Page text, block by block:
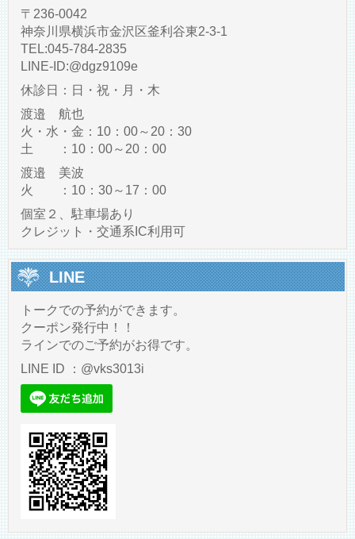
〒236-0042
神奈川県横浜市金沢区釜利谷東2-3-1
TEL:045-784-2835
LINE‐ID:@dgz9109e
休診日：日・祝・月・木
渡邉 航也
火・水・金：10：00～20：30
土 ：10：00～20：00
渡邉 美波
火 ：10：30～17：00
個室２、駐車場あり
クレジット・交通系IC利用可
LINE
トークでの予約ができます。
クーポン発行中！！
ラインでのご予約がお得です。
LINE ID ：@vks3013i